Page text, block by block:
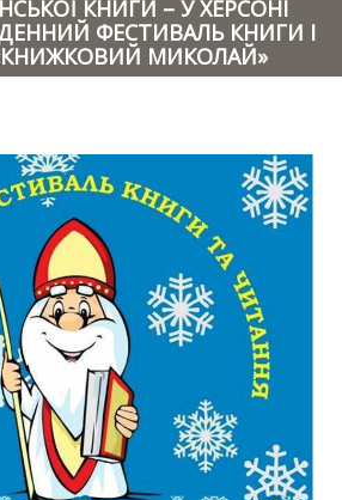
КНИГИ – У ХЕРСОНІ
ФЕСТИВАЛЬ КНИГИ І
МИКОЛАЙ»